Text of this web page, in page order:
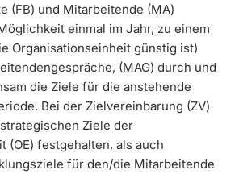
(FB) und Mitarbeitende (MA)
einmal im Jahr, zu einem
Organisationseinheit günstig ist)
(MAG) durch und
die Ziele für die anstehende
Bei der Zielvereinbarung (ZV)
Ziele der
(OE) festgehalten, als auch
für den/die Mitarbeitende